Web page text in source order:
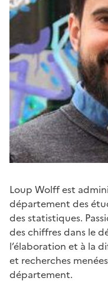
Loup Wolff est
département des
des statistiques.
des chiffres dans le
l’élaboration et à la
et recherches
département.